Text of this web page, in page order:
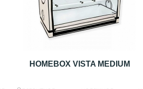
HOMEBOX VISTA MEDIUM